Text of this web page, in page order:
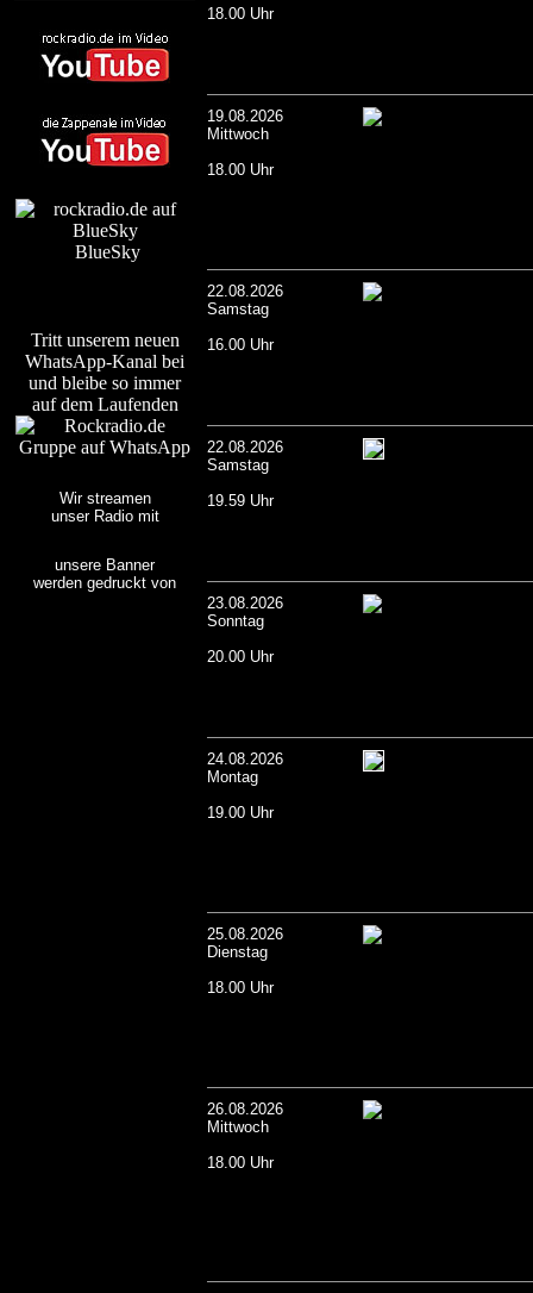
BlueSky
Tritt unserem neuen
WhatsApp-Kanal bei
und bleibe so immer
auf dem Laufenden
Wir streamen
unser Radio mit
unsere Banner
werden gedruckt von
18.00 Uhr
19.08.2026
Mittwoch
18.00 Uhr
22.08.2026
Samstag
16.00 Uhr
22.08.2026
Samstag
19.59 Uhr
23.08.2026
Sonntag
20.00 Uhr
24.08.2026
Montag
19.00 Uhr
25.08.2026
Dienstag
18.00 Uhr
26.08.2026
Mittwoch
18.00 Uhr